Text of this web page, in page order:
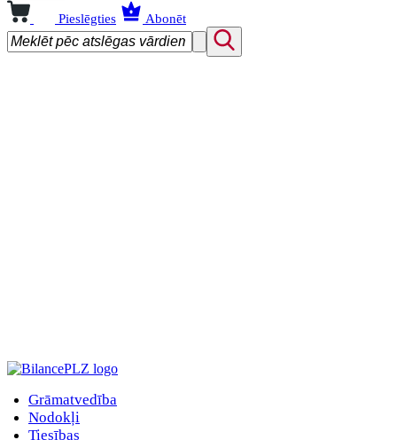
Pieslēgties Abonēt
Grāmatvedība
Nodokļi
Tiesības